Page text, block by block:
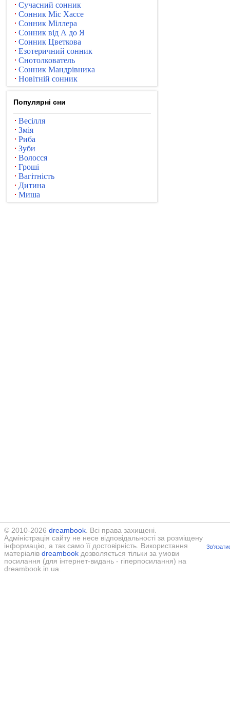
Сучасний сонник
Сонник Міс Хассе
Сонник Міллера
Сонник від А до Я
Сонник Цветкова
Езотеричний сонник
Снотолкователь
Сонник Мандрівника
Новітній сонник
Популярні сни
Весілля
Змія
Риба
Зуби
Волосся
Гроші
Вагітність
Дитина
Миша
© 2010-2026 dreambook. Всі права захищені.
Адміністрація сайту не несе відповідальності за розміщену
інформацію, а так само її достовірність. Використання
матеріалів dreambook дозволяється тільки за умови
посилання (для інтернет-видань - гіперпосилання) на
dreambook.in.ua.